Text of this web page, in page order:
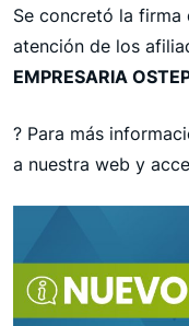
Se concretó la firma
atención de los
EMPRESARIA
? Para más
a nuestra web y